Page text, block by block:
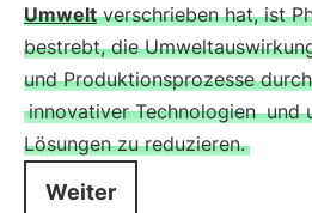
Umweltverschrieben hat, ist
bestrebt, die
und Produktionsprozesse
innovativer Technologien und
Lösungen zu reduzieren.
Weiter